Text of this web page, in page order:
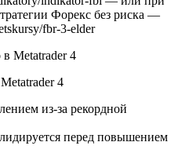
Форекс без риска —
fbr-3-elder
4
из-за рекордной
перед повышением